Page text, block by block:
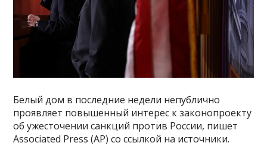
Белый дом в последние недели непублично
проявляет повышенный интерес к законопроекту
об ужесточении санкций против России, пишет
Associated Press (AP) со ссылкой на источники.